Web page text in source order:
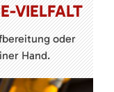
VIELFALT
oder
Hand.